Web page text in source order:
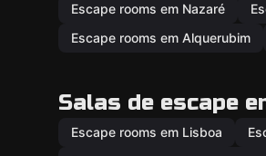
Escape rooms em Nazaré
Escape rooms em Alquerubim
Salas de escape
Escape rooms em Lisboa